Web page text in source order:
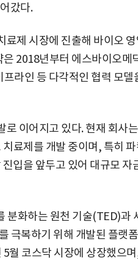
갔다.
제 시장에 진출해 바이오 영
2018년부터 에스바이오메
라인 등 다각적인 협력 모델
이어지고 있다. 현재 회사
료제를 개발 중이며, 특히 파
입을 앞두고 있어 대규모 자
분화하는 원천 기술(TED)과
극복하기 위해 개발된 플랫
월 코스닥 시장에 상장했으